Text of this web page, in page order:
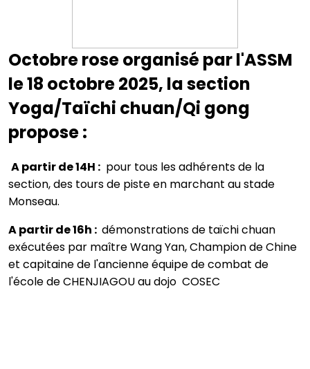
Octobre rose organisé par l'ASSM
le 18 octobre 2025, la section
Yoga/Taïchi chuan/Qi gong
propose :
A partir de 14H : pour tous les adhérents de la
section, des tours de piste en marchant au stade
Monseau.
A partir de 16h : démonstrations de taïchi chuan
exécutées par maître Wang Yan, Champion de Chine
et capitaine de l'ancienne équipe de combat de
l'école de CHENJIAGOU au dojo COSEC